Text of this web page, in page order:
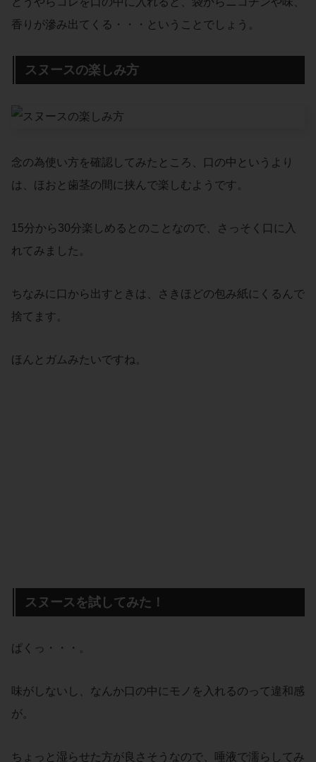
香りが滲み出てくる・・・ということでしょう。
スヌースの楽しみ方
念の為使い方を確認してみたところ、口の中というより
は、ほおと歯茎の間に挟んで楽しむようです。
15分から30分楽しめるとのことなので、さっそく口に入
れてみました。
ちなみに口から出すときは、さきほどの包み紙にくるんで
捨てます。
ほんとガムみたいですね。
スヌースを試してみた！
ぱくっ・・・。
味がしないし、なんか口の中にモノを入れるのって違和感
が。
ちょっと湿らせた方が良さそうなので、唾液で濡らしてみ